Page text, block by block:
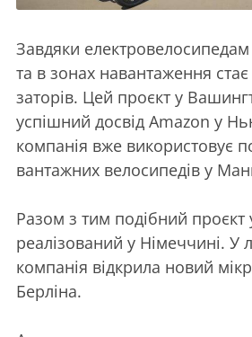
Завдяки
та в зонах навантаження
заторів. Цей проєкт у
успішний досвід Amazon у
компанія вже використовує
вантажних велосипедів у
Разом з тим подібний проєкт
реалізований у Німеччині. У
компанія відкрила новий
Берліна.